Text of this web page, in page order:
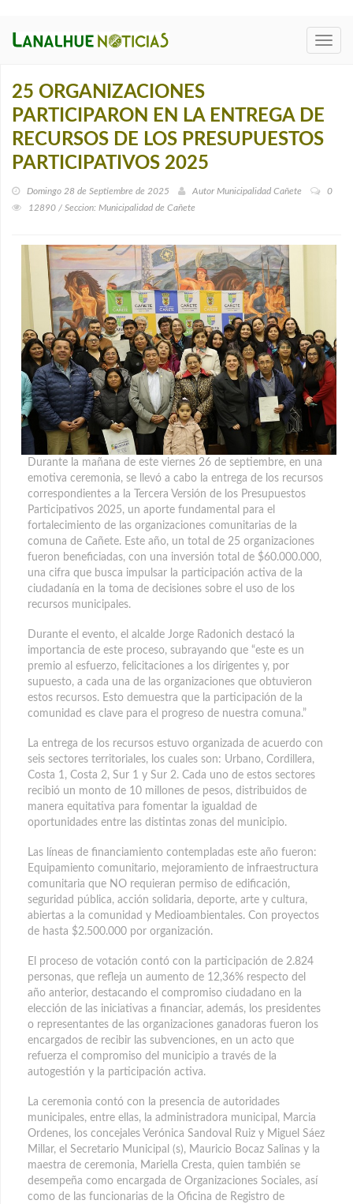
25 ORGANIZACIONES
PARTICIPARON EN LA ENTREGA DE
RECURSOS DE LOS PRESUPUESTOS
PARTICIPATIVOS 2025
Domingo 28 de Septiembre de 2025 Autor Municipalidad Cañete
0
12890 / Seccion: Municipalidad de Cañete
Durante la mañana de este viernes 26 de septiembre, en una
emotiva ceremonia, se llevó a cabo la entrega de los recursos
correspondientes a la Tercera Versión de los Presupuestos
Participativos 2025, un aporte fundamental para el
fortalecimiento de las organizaciones comunitarias de la
comuna de Cañete. Este año, un total de 25 organizaciones
fueron beneficiadas, con una inversión total de $60.000.000,
una cifra que busca impulsar la participación activa de la
ciudadanía en la toma de decisiones sobre el uso de los
recursos municipales.
Durante el evento, el alcalde Jorge Radonich destacó la
importancia de este proceso, subrayando que “este es un
premio al esfuerzo, felicitaciones a los dirigentes y, por
supuesto, a cada una de las organizaciones que obtuvieron
estos recursos. Esto demuestra que la participación de la
comunidad es clave para el progreso de nuestra comuna.”
La entrega de los recursos estuvo organizada de acuerdo con
seis sectores territoriales, los cuales son: Urbano, Cordillera,
Costa 1, Costa 2, Sur 1 y Sur 2. Cada uno de estos sectores
recibió un monto de 10 millones de pesos, distribuidos de
manera equitativa para fomentar la igualdad de
oportunidades entre las distintas zonas del municipio.
Las líneas de financiamiento contempladas este año fueron:
Equipamiento comunitario, mejoramiento de infraestructura
comunitaria que NO requieran permiso de edificación,
seguridad pública, acción solidaria, deporte, arte y cultura,
abiertas a la comunidad y Medioambientales. Con proyectos
de hasta $2.500.000 por organización.
El proceso de votación contó con la participación de 2.824
personas, que refleja un aumento de 12,36% respecto del
año anterior, destacando el compromiso ciudadano en la
elección de las iniciativas a financiar, además, los presidentes
o representantes de las organizaciones ganadoras fueron los
encargados de recibir las subvenciones, en un acto que
refuerza el compromiso del municipio a través de la
autogestión y la participación activa.
La ceremonia contó con la presencia de autoridades
municipales, entre ellas, la administradora municipal, Marcia
Ordenes, los concejales Verónica Sandoval Ruiz y Miguel Sáez
Millar, el Secretario Municipal (s), Mauricio Bocaz Salinas y la
maestra de ceremonia, Mariella Cresta, quien también se
desempeña como encargada de Organizaciones Sociales, así
como de las funcionarias de la Oficina de Registro de